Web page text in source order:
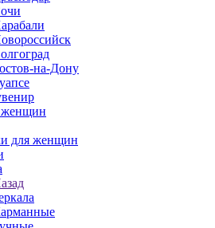
на-Дону
женщин
для женщин